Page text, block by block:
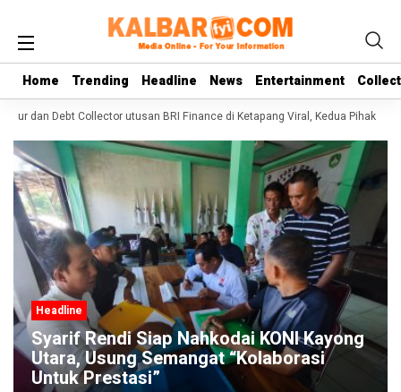
Home Trending Headline News Entertainment
Home Trending Headline News Entertainment
dan Debt Collector utusan BRI Finance di Ketapang Viral, Kedua Pihak
Headline
Syarif Rendi Siap Nahkodai KONI Kayong
Utara, Usung Semangat “Kolaborasi
Untuk Prestasi”